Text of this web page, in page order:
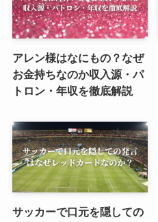
アレン様はなにもの？なぜ
お金持ちなのか収入源・パ
トロン・年収を徹底解説
サッカーで口元を隠しての